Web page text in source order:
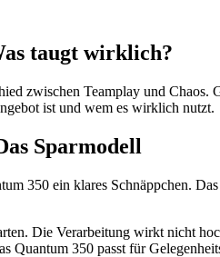
taugt wirklich?
zwischen Teamplay und
ist und wem es wirklich nutzt.
Sparmodell
350 ein klares Schnäppchen.
Die Verarbeitung wirkt nicht
350 passt für